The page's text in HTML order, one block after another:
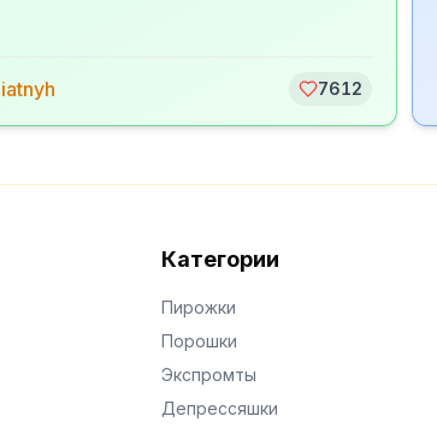
7612
Категории
Пирожки
Порошки
Экспромты
Депрессяшки